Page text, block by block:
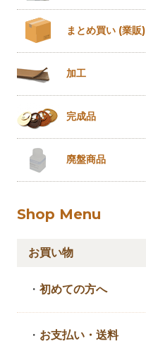
まとめ買い (業販)
加工
完成品
廃盤商品
Shop Menu
お買い物
・初めての方へ
・ お支払い・送料